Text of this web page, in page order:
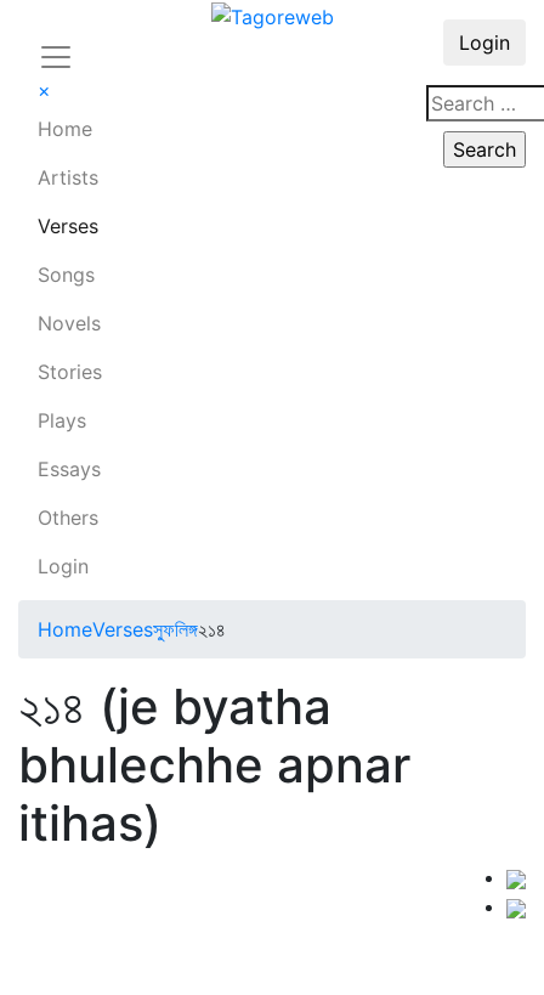
×
Home
Artists
Verses
Songs
Novels
Stories
Plays
Essays
Others
Login
Login
HomeVersesস্ফুলিঙ্গ২১৪
২১৪ (je byatha
bhulechhe apnar
itihas)